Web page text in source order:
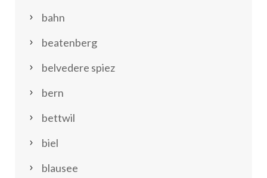
bahn
beatenberg
belvedere spiez
bern
bettwil
biel
blausee